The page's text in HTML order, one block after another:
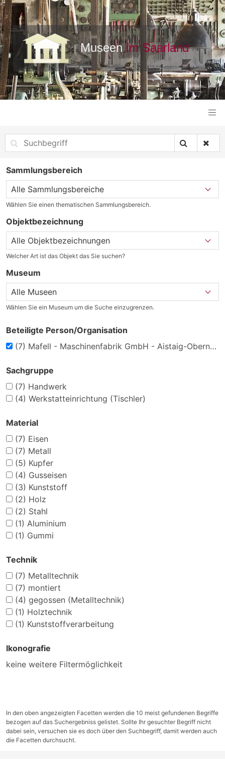
Sammlungsbereich
Wählen Sie einen thematischen Sammlungsbereich.
Objektbezeichnung
Welcher Art ist das Objekt das Sie suchen?
Museum
Wählen Sie ein Museum um die Suche einzugrenzen.
Beteiligte Person/Organisation
(7) Mafell - Maschinenfabrik GmbH - Aistaig-Oberndorf a.N.
Sachgruppe
(7) Handwerk
(4) Werkstatteinrichtung (Tischler)
Material
(7) Eisen
(7) Metall
(5) Kupfer
(4) Gusseisen
(3) Kunststoff
(2) Holz
(2) Stahl
(1) Aluminium
(1) Gummi
Technik
(7) Metalltechnik
(7) montiert
(4) gegossen (Metalltechnik)
(1) Holztechnik
(1) Kunststoffverarbeitung
Ikonografie
keine weitere Filtermöglichkeit
In den oben angezeigten Facetten werden die 10 meist gefundenen Begriffe
bezogen auf das Suchergebniss gelistet. Sollte Ihr gesuchter Begriff nicht
dabei sein, versuchen sie es doch über den Suchbegriff, damit werden auch
die Facetten durchsucht.